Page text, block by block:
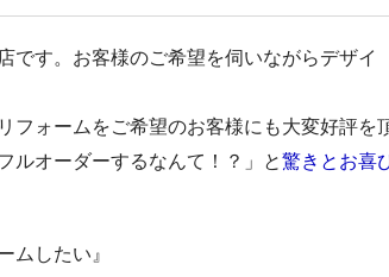
です。お客様のご希望を伺いながらデザイ
フォームをご希望のお客様にも大変好評を
ルオーダーするなんて！？」と驚きとお喜
ムしたい』